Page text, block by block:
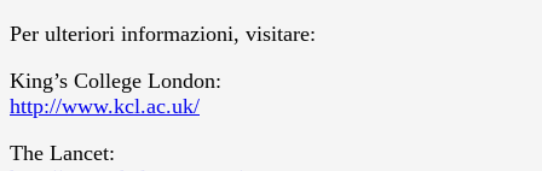
Per ulteriori informazioni, visitare:
King’s College London:
http://www.kcl.ac.uk/
The Lancet: